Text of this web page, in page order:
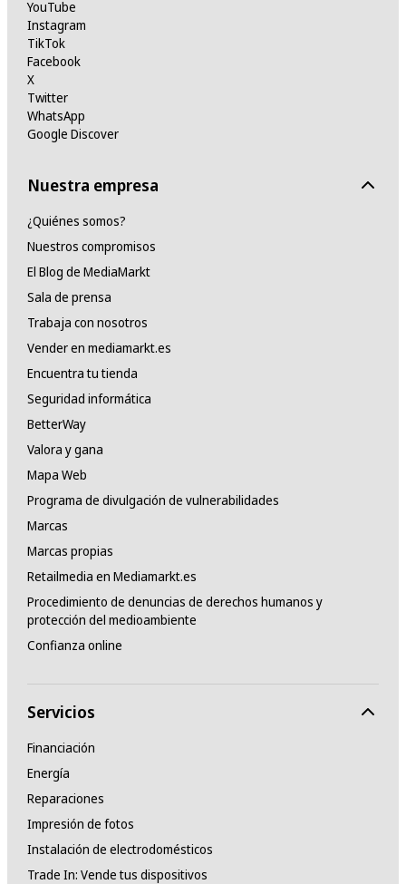
YouTube
Instagram
TikTok
Facebook
X
Twitter
WhatsApp
Google Discover
Nuestra empresa
¿Quiénes somos?
Nuestros compromisos
El Blog de MediaMarkt
Sala de prensa
Trabaja con nosotros
Vender en mediamarkt.es
Encuentra tu tienda
Seguridad informática
BetterWay
Valora y gana
Mapa Web
Programa de divulgación de vulnerabilidades
Marcas
Marcas propias
Retailmedia en Mediamarkt.es
Procedimiento de denuncias de derechos humanos y
protección del medioambiente
Confianza online
Servicios
Financiación
Energía
Reparaciones
Impresión de fotos
Instalación de electrodomésticos
Trade In: Vende tus dispositivos